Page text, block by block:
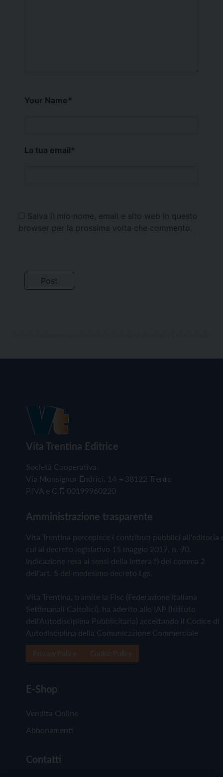
Your Name*
La tua email*
Salva il mio nome, email e sito web in questo
browser per la prossima volta che commento.
Vita Trentina Editrice
Società Cooperativa
Via Monsignor Endrici, 14 – 38122 Trento
P.IVA e C.F. 00199960220
Amministrazione trasparente
Vita Trentina percepisce i contributi pubblici all'editoria
cui al decreto legislativo 15 maggio 2017, n. 70.
Indicazione resa ai sensi della lettera f) del comma 2
dell'art. 5 del medesimo decreto Lgs.
Vita Trentina, tramite la Fisc (Federazione Italiana
Settimanali Cattolici), ha aderito allo IAP (Istituto
dell'Autodisciplina Pubblicitaria) accettando il Codice di
Autodisciplina della Comunicazione Commerciale
E-Shop
Vendita Online
Abbonamenti
Contatti